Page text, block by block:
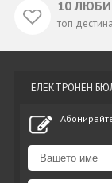
10
топ
ЕЛЕКТРОНЕН